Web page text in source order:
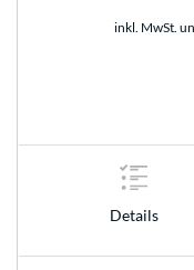
inkl. MwSt.
Details